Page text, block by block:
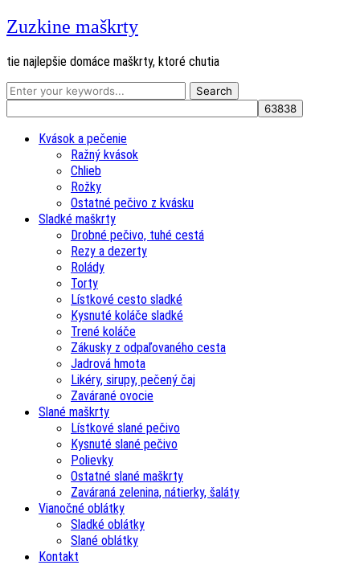
Zuzkine maškrty
tie najlepšie domáce maškrty, ktoré chutia
Kvások a pečenie
Ražný kvások
Chlieb
Rožky
Ostatné pečivo z kvásku
Sladké maškrty
Drobné pečivo, tuhé cestá
Rezy a dezerty
Rolády
Torty
Lístkové cesto sladké
Kysnuté koláče sladké
Trené koláče
Zákusky z odpaľovaného cesta
Jadrová hmota
Likéry, sirupy, pečený čaj
Zavárané ovocie
Slané maškrty
Lístkové slané pečivo
Kysnuté slané pečivo
Polievky
Ostatné slané maškrty
Zaváraná zelenina, nátierky, šaláty
Vianočné oblátky
Sladké oblátky
Slané oblátky
Kontakt